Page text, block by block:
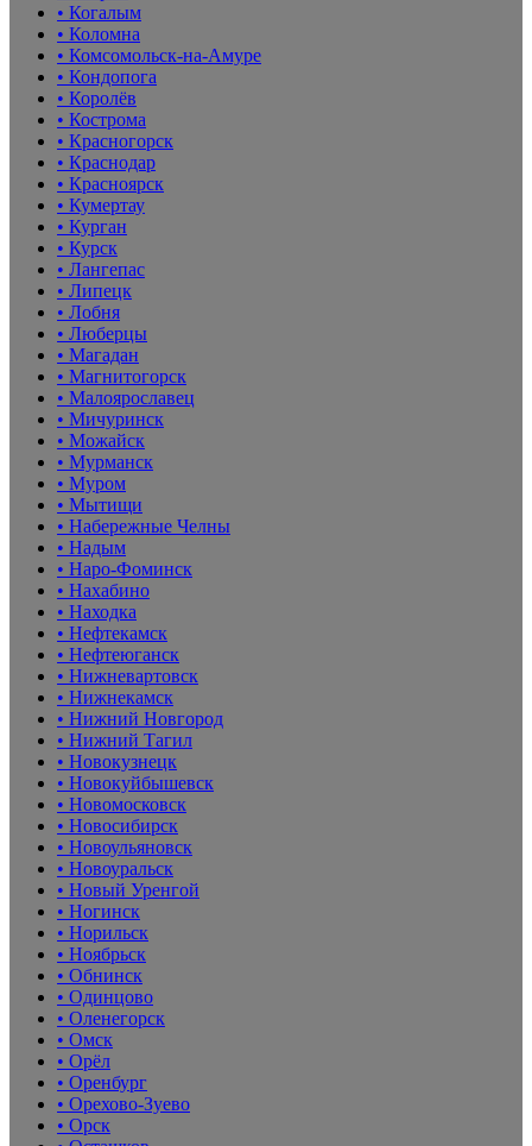
• Когалым
• Коломна
• Комсомольск-на-Амуре
• Кондопога
• Королёв
• Кострома
• Красногорск
• Краснодар
• Красноярск
• Кумертау
• Курган
• Курск
• Лангепас
• Липецк
• Лобня
• Люберцы
• Магадан
• Магнитогорск
• Малоярославец
• Мичуринск
• Можайск
• Мурманск
• Муром
• Мытищи
• Набережные Челны
• Надым
• Наро-Фоминск
• Нахабино
• Находка
• Нефтекамск
• Нефтеюганск
• Нижневартовск
• Нижнекамск
• Нижний Новгород
• Нижний Тагил
• Новокузнецк
• Новокуйбышевск
• Новомосковск
• Новосибирск
• Новоульяновск
• Новоуральск
• Новый Уренгой
• Ногинск
• Норильск
• Ноябрьск
• Обнинск
• Одинцово
• Оленегорск
• Омск
• Орёл
• Оренбург
• Орехово-Зуево
• Орск